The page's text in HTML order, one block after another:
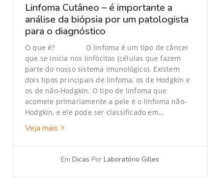
Linfoma Cutâneo – é importante a
análise da biópsia por um patologista
para o diagnóstico
O que é? O linfoma é um tipo de câncer
que se inicia nos linfócitos (células que fazem
parte do nosso sistema imunológico). Existem
dois tipos principais de linfoma, os de Hodgkin e
os de não-Hodgkin. O tipo de linfoma que
acomete primariamente a pele é o linfoma não-
Hodgkin, e ele pode ser classificado em…
Veja mais
Em Dicas Por Laboratório Gilles